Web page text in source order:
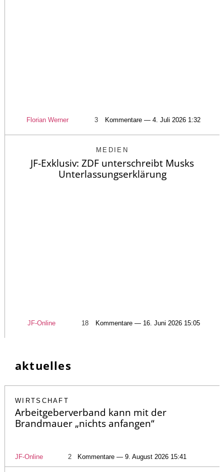
Florian Werner 3 Kommentare — 4. Juli 2026 1:32
MEDIEN
JF-Exklusiv: ZDF unterschreibt Musks
Unterlassungserklärung
JF-Online 18 Kommentare — 16. Juni 2026 15:05
aktuelles
WIRTSCHAFT
Arbeitgeberverband kann mit der
Brandmauer „nichts anfangen“
JF-Online 2 Kommentare — 9. August 2026 15:41